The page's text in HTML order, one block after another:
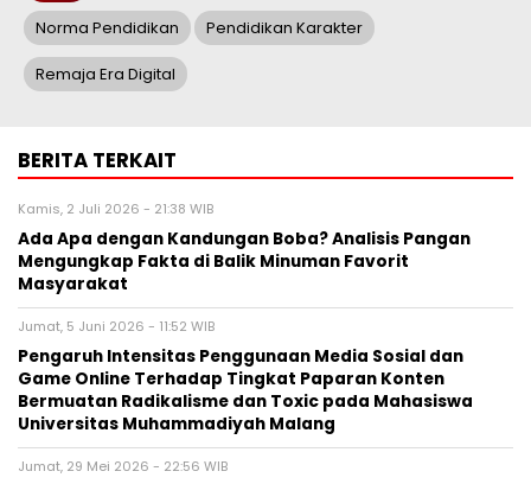
Norma Pendidikan Pendidikan Karakter
Remaja Era Digital
BERITA TERKAIT
Kamis, 2 Juli 2026 - 21:38 WIB
Ada Apa dengan Kandungan Boba? Analisis Pangan
Mengungkap Fakta di Balik Minuman Favorit
Masyarakat
Jumat, 5 Juni 2026 - 11:52 WIB
Pengaruh Intensitas Penggunaan Media Sosial dan
Game Online Terhadap Tingkat Paparan Konten
Bermuatan Radikalisme dan Toxic pada Mahasiswa
Universitas Muhammadiyah Malang
Jumat, 29 Mei 2026 - 22:56 WIB